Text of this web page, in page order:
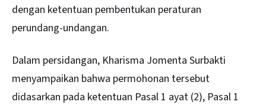
dengan ketentuan pembentukan peraturan
perundang-undangan.
Dalam persidangan, Kharisma Jomenta Surbakti
menyampaikan bahwa permohonan tersebut
didasarkan pada ketentuan Pasal 1 ayat (2), Pasal 1